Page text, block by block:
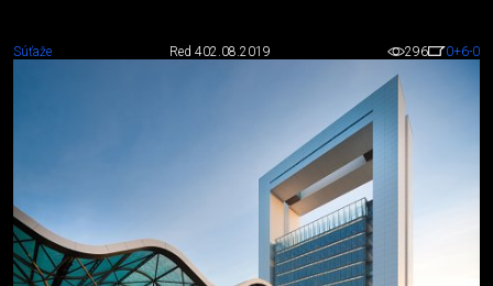
Súťaže Red 402.08.2019 296 0+6-0